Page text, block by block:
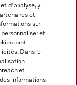
d'analyse, y
et
sur
et
sont
Dans le
et
informations